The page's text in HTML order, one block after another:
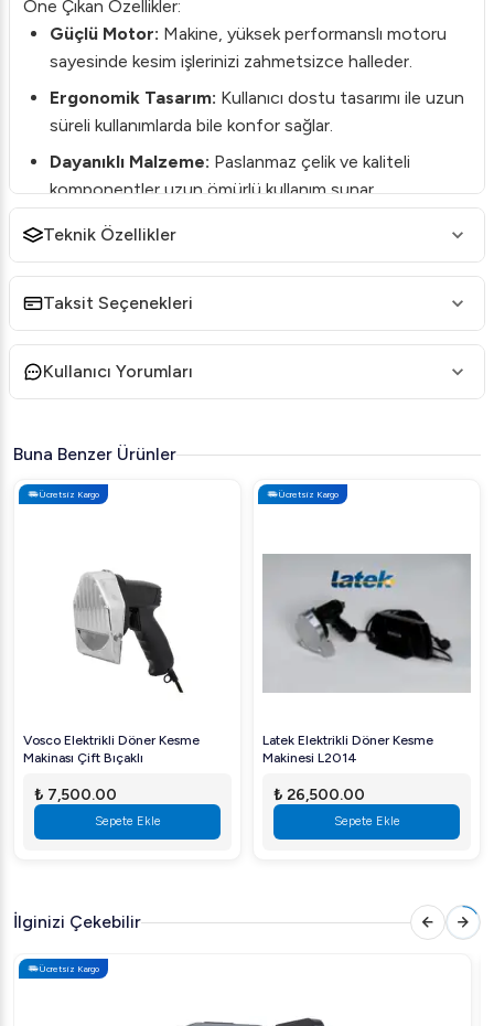
Öne Çıkan Özellikler:
Güçlü Motor: Makine, yüksek performanslı motoru
sayesinde kesim işlerinizi zahmetsizce halleder.
Ergonomik Tasarım: Kullanıcı dostu tasarımı ile uzun
süreli kullanımlarda bile konfor sağlar.
Dayanıklı Malzeme: Paslanmaz çelik ve kaliteli
komponentler uzun ömürlü kullanım sunar.
Kolay Temizlik:
Teknik Özellikler:
Ürün Kodu:ODKM100
Marka:
Öztiryakiler
Kategori:Döner Kesme Makineleri
taşır. İşinizde profesyonelliği hissetmek için ideal bir
tercihtir. Ayrıntılı bilgi ve sipariş için hemen bizimle
iletişime geçin.
Teknik Özellikler
Taksit Seçenekleri
Kullanıcı Yorumları
Buna Benzer Ürünler
Ücretsiz Kargo
Vosco Elektrikli Döner Kesme
Makinası Çift Bıçaklı
₺ 7,500.00
Sepete Ekle
Ücretsiz Kargo
Latek Elektrikli Döner Kesme
Makinesi L2014
₺ 26,500.00
Sepete Ekle
İlginizi Çekebilir
Ücretsiz Kargo